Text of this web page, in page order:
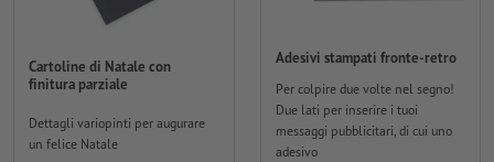
Cartoline di Natale con
finitura parziale
Dettagli variopinti per augurare
un felice Natale
Adesivi stampati fronte-retro
Per colpire due volte nel segno!
Due lati per inserire i tuoi
messaggi pubblicitari, di cui uno
adesivo